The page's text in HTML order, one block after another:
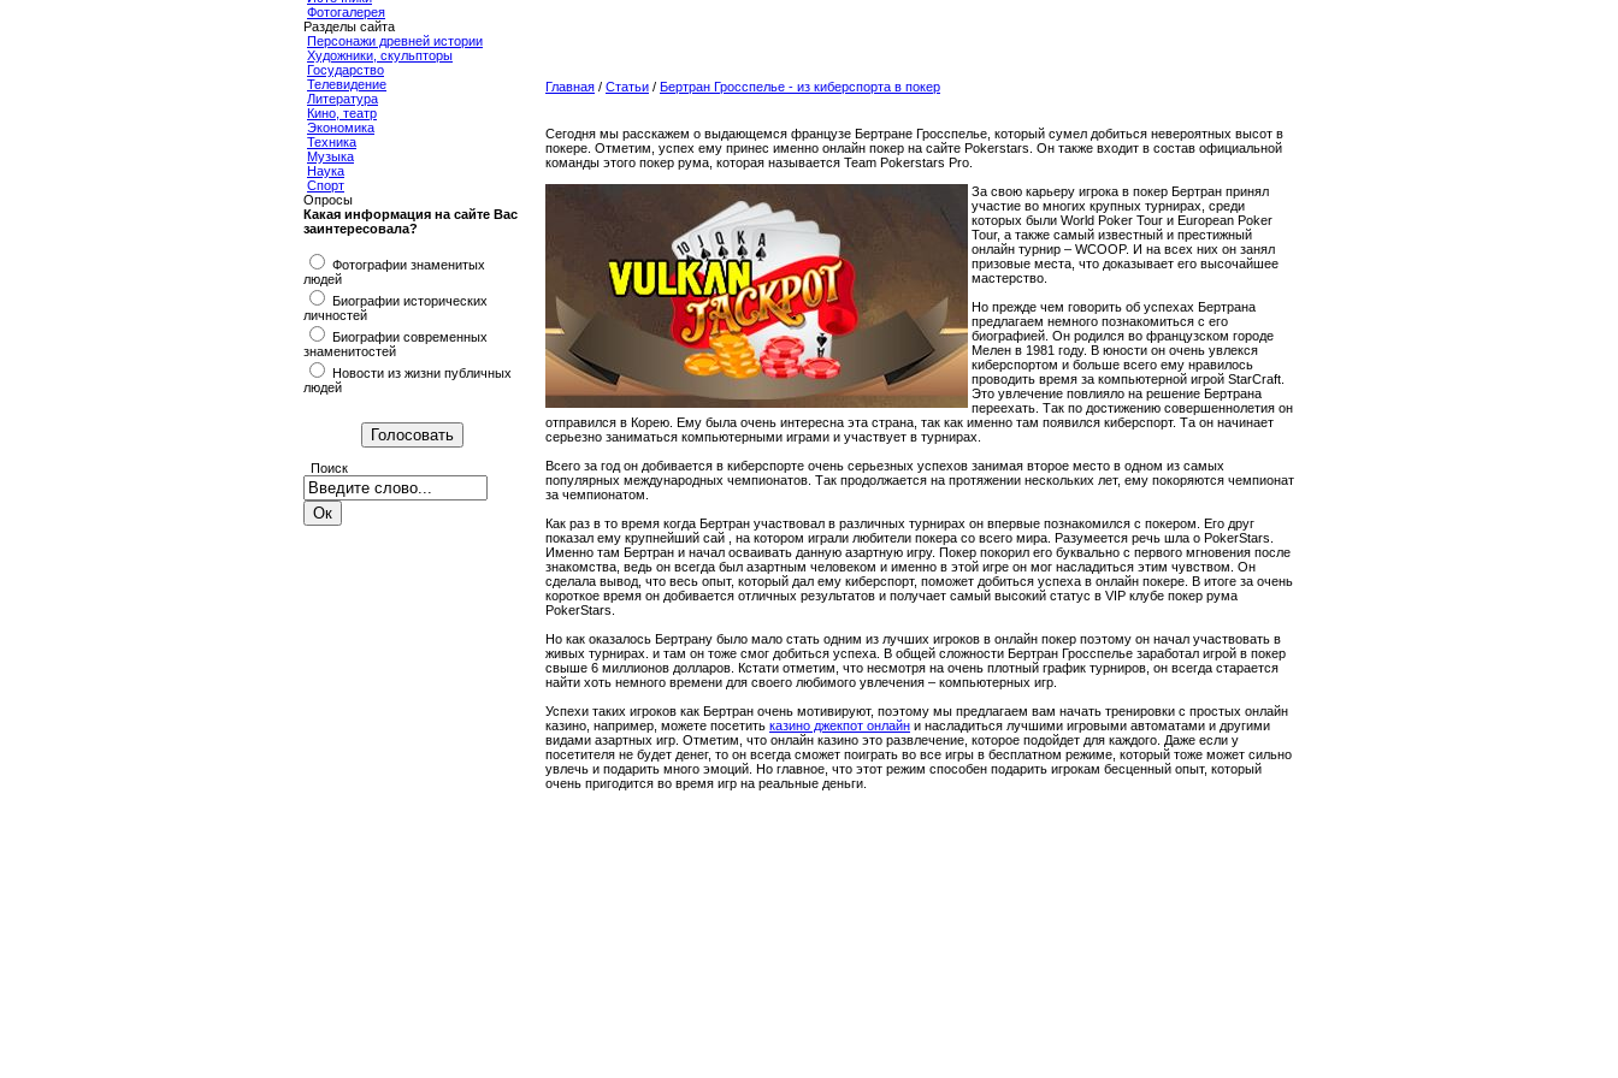
Фотогалерея
Разделы сайта
Персонажи древней истории
Художники, скульпторы
Государство
Телевидение
Литература
Кино, театр
Экономика
Техника
Музыка
Наука
Спорт
Опросы
Какая информация на сайте Вас
заинтересовала?
Фотографии знаменитых
людей
Биографии исторических
личностей
Биографии современных
знаменитостей
Новости из жизни публичных
людей
Поиск
Главная / Статьи / Бертран Гросспелье - из киберспорта в покер
Сегодня мы расскажем о выдающемся французе Бертране Гросспелье, который сумел добиться невероятных высот в
покере. Отметим, успех ему принес именно онлайн покер на сайте Pokerstars. Он также входит в состав официальной
команды этого покер рума, которая называется Team Pokerstars Pro.
За свою карьеру игрока в покер Бертран принял
участие во многих крупных турнирах, среди
которых были World Poker Tour и European Poker
Tour, а также самый известный и престижный
онлайн турнир – WCOOP. И на всех них он занял
призовые места, что доказывает его высочайшее
мастерство.
Но прежде чем говорить об успехах Бертрана
предлагаем немного познакомиться с его
биографией. Он родился во французском городе
Мелен в 1981 году. В юности он очень увлекся
киберспортом и больше всего ему нравилось
проводить время за компьютерной игрой StarCraft.
Это увлечение повлияло на решение Бертрана
переехать. Так по достижению совершеннолетия он
отправился в Корею. Ему была очень интересна эта страна, так как именно там появился киберспорт. Та он начинает
серьезно заниматься компьютерными играми и участвует в турнирах.
Всего за год он добивается в киберспорте очень серьезных успехов занимая второе место в одном из самых
популярных международных чемпионатов. Так продолжается на протяжении нескольких лет, ему покоряются чемпионат
за чемпионатом.
Как раз в то время когда Бертран участвовал в различных турнирах он впервые познакомился с покером. Его друг
показал ему крупнейший сай , на котором играли любители покера со всего мира. Разумеется речь шла о PokerStars.
Именно там Бертран и начал осваивать данную азартную игру. Покер покорил его буквально с первого мгновения после
знакомства, ведь он всегда был азартным человеком и именно в этой игре он мог насладиться этим чувством. Он
сделала вывод, что весь опыт, который дал ему киберспорт, поможет добиться успеха в онлайн покере. В итоге за очень
короткое время он добивается отличных результатов и получает самый высокий статус в VIP клубе покер рума
PokerStars.
Но как оказалось Бертрану было мало стать одним из лучших игроков в онлайн покер поэтому он начал участвовать в
живых турнирах. и там он тоже смог добиться успеха. В общей сложности Бертран Гросспелье заработал игрой в покер
свыше 6 миллионов долларов. Кстати отметим, что несмотря на очень плотный график турниров, он всегда старается
найти хоть немного времени для своего любимого увлечения – компьютерных игр.
Успехи таких игроков как Бертран очень мотивируют, поэтому мы предлагаем вам начать тренировки с простых онлайн
казино, например, можете посетить казино джекпот онлайн и насладиться лучшими игровыми автоматами и другими
видами азартных игр. Отметим, что онлайн казино это развлечение, которое подойдет для каждого. Даже если у
посетителя не будет денег, то он всегда сможет поиграть во все игры в бесплатном режиме, который тоже может сильно
увлечь и подарить много эмоций. Но главное, что этот режим способен подарить игрокам бесценный опыт, который
очень пригодится во время игр на реальные деньги.